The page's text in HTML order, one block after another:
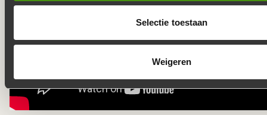
Selectie toestaan
Weigeren